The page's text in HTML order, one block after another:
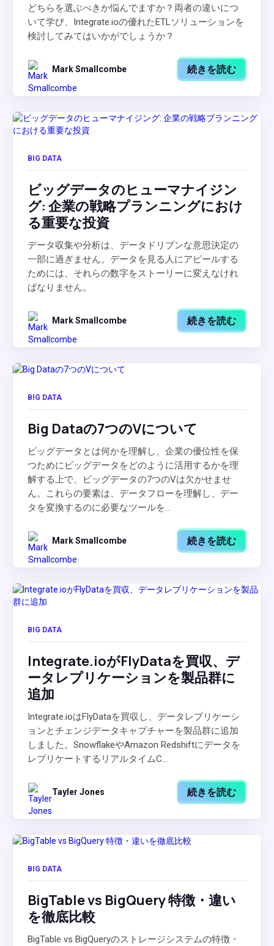
どちらを選ぶべきか悩んでますか？両者の違いにつ
いて学び、Integrate.ioの優れたETLソリューションを
検討してみてはいかがでしょうか？
Mark Smallcombe 続きを読む
BIG DATA
ビッグデータのヒューマナイジン
グ: 企業の戦略プランニングにおけ
る重要な投資
データ収集や分析は、データドリブンな意思決定の
一部に過ぎません。データを見る人にアピールする
ためには、それらの数字をストーリーに変えなけれ
ばなりません。
Mark Smallcombe 続きを読む
BIG DATA
Big Dataの7つのVについて
ビッグデータとは何かを理解し、企業の優位性を保
つためにビッグデータをどのように活用するかを理
解する上で、ビッグデータの7つのVは欠かせませ
ん。これらの要素は、データフローを理解し、デー
タを変換するのに必要なツールを...
Mark Smallcombe 続きを読む
BIG DATA
Integrate.ioがFlyDataを買収、デ
ータレプリケーションを製品群に
追加
Integrate.ioはFlyDataを買収し、データレプリケーシ
ョンとチェンジデータキャプチャーを製品群に追加
しました。SnowflakeやAmazon Redshiftにデータを
レプリケートするリアルタイムC...
Tayler Jones 続きを読む
BIG DATA
BigTable vs BigQuery 特徴・違い
を徹底比較
BigTable vs BigQueryのストレージシステムの特徴・